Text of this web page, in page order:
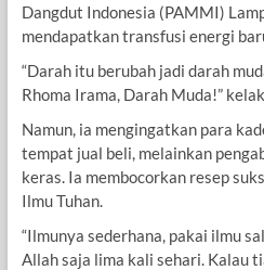
Dangdut Indonesia (PAMMI)
mendapatkan transfusi energi
“Darah itu berubah jadi darah
Rhoma Irama, Darah Muda!”
Namun, ia mengingatkan para
tempat jual beli, melainkan
keras. Ia membocorkan resep
Ilmu Tuhan.
“Ilmunya sederhana, pakai ilmu
Allah saja lima kali sehari. Kalau